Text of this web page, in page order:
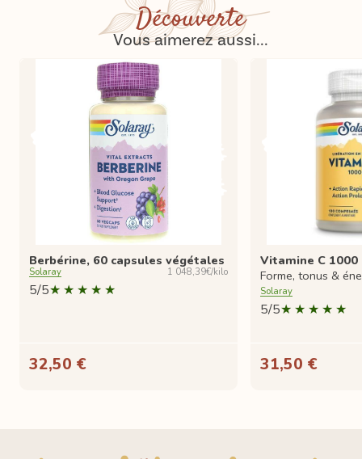
Découverte
Vous aimerez aussi...
Berbérine, 60 capsules végétales
Solaray 1 048,39€/kilo
5/5
32,50 €
Vitamine C 1000
Forme, tonus &
Solaray
5/5
31,50 €